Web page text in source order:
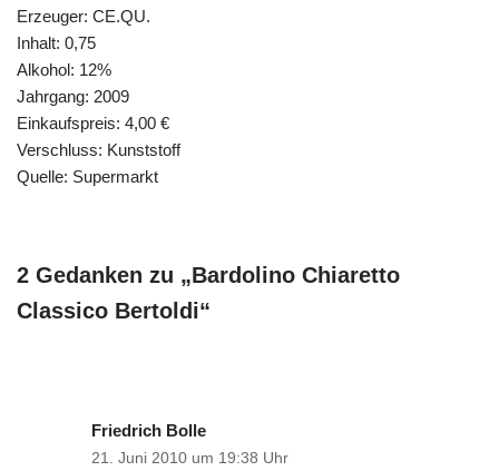
Erzeuger: CE.QU.
Inhalt: 0,75
Alkohol: 12%
Jahrgang: 2009
Einkaufspreis: 4,00 €
Verschluss: Kunststoff
Quelle: Supermarkt
2 Gedanken zu „Bardolino Chiaretto
Classico Bertoldi“
Friedrich Bolle
21. Juni 2010 um 19:38 Uhr